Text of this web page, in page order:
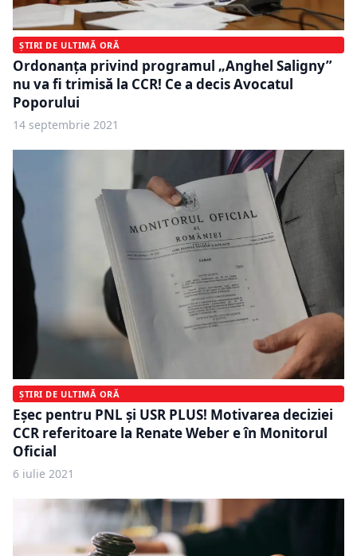
ȘTIRI DE ULTIMĂ ORĂ
Ordonanța privind programul „Anghel Saligny”
nu va fi trimisă la CCR! Ce a decis Avocatul
Poporului
14 septembrie 2021
ȘTIRI DE ULTIMĂ ORĂ
Eşec pentru PNL şi USR PLUS! Motivarea deciziei
CCR referitoare la Renate Weber e în Monitorul
Oficial
6 iulie 2021